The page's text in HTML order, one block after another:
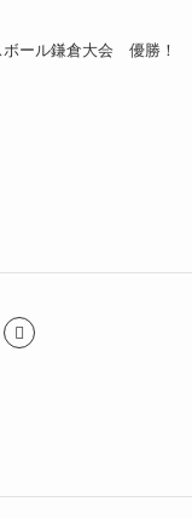
ボール鎌倉大会 優勝！